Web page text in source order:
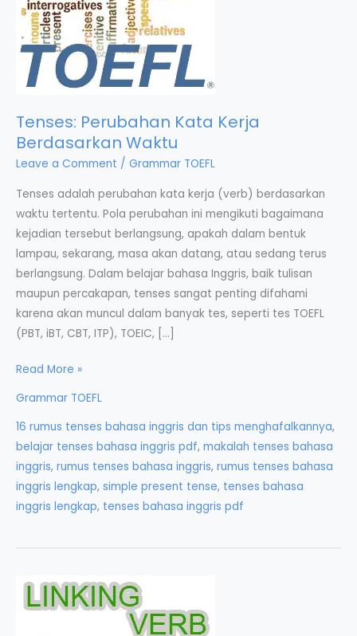
Tenses: Perubahan Kata Kerja
Berdasarkan Waktu
Leave a Comment / Grammar TOEFL
Tenses adalah perubahan kata kerja (verb) berdasarkan
waktu tertentu. Pola perubahan ini mengikuti bagaimana
kejadian tersebut berlangsung, apakah dalam bentuk
lampau, sekarang, masa akan datang, atau sedang terus
berlangsung. Dalam belajar bahasa Inggris, baik tulisan
maupun percakapan, tenses sangat penting difahami
karena akan muncul dalam banyak tes, seperti tes TOEFL
(PBT, iBT, CBT, ITP), TOEIC, […]
Tenses:
Kerja
Berdasarkan
Waktu
Read More »
Grammar TOEFL
16 rumus tenses bahasa inggris dan tips menghafalkannya,
belajar tenses bahasa inggris pdf, makalah tenses bahasa
inggris, rumus tenses bahasa inggris, rumus tenses bahasa
inggris lengkap, simple present tense, tenses bahasa
inggris lengkap, tenses bahasa inggris pdf